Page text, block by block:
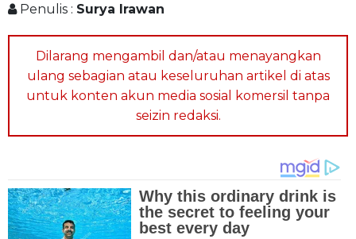
Penulis : Surya Irawan
Dilarang mengambil dan/atau menayangkan
ulang sebagian atau keseluruhan artikel di atas
untuk konten akun media sosial komersil tanpa
seizin redaksi.